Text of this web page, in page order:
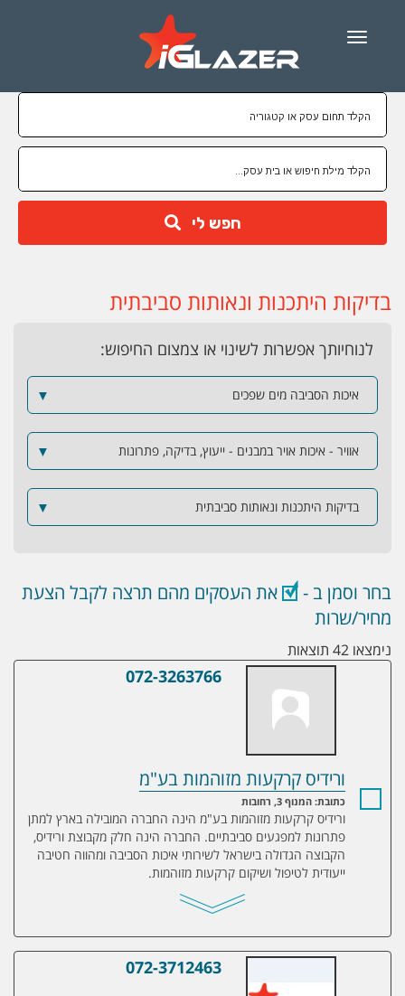
Menu
חפש לי
בדיקות היתכנות ונאותות סביבתית
לנוחיותך אפשרות לשינוי או צמצום החיפוש:
איכות הסביבה מים שפכים ▼
אוויר - איכות אויר במבנים - ייעוץ, בדיקה, פתרונות ▼
בדיקות היתכנות ונאותות סביבתית ▼
בחר וסמן ב -
את העסקים מהם תרצה לקבל הצעת
מחיר/שרות
נימצאו 42 תוצאות
ורידיס קרקעות מזוהמות בע"מ
072-3263766
ורידיס קרקעות מזוהמות בע"מ
כתובת: המנוף 3, רחובות
ורידיס קרקעות מזוהמות בע"מ הינה החברה המובילה בארץ למתן
פתרונות למפגעים סביבתיים. החברה הינה חלק מקבוצת ורידיס,
הקבוצה הגדולה בישראל לשירותי איכות הסביבה ומהווה חטיבה
ייעודית לטיפול ושיקום קרקעות מזוהמות.
מיזוגים ורכישות – איתור מפעלים, חברות
072-3712463